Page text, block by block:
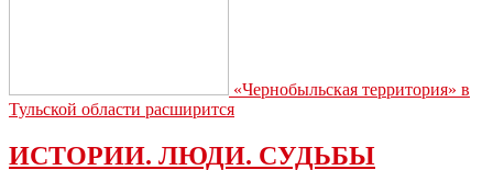
«Чернобыльская территория» в
Тульской области расширится
ИСТОРИИ. ЛЮДИ. СУДЬБЫ